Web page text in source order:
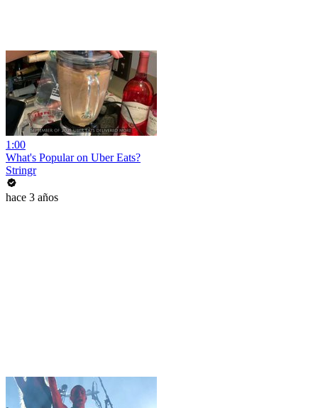
1:00
What's Popular on Uber Eats?
Stringr
hace 3 años